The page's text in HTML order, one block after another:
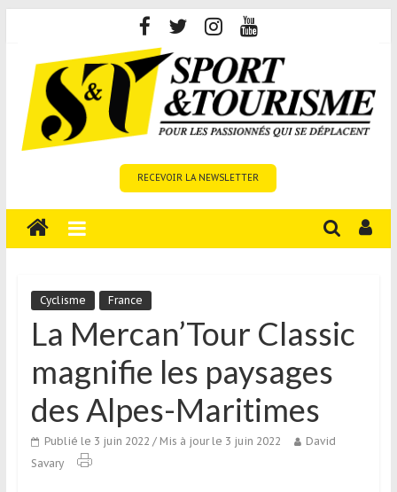
content
Tourisme
est
média
sur
tourisme
sportif
qui
aux
voyageurs
RECEVOIR LA NEWSLETTER
Cyclisme France
La Mercan’Tour Classic
magnifie les paysages
des Alpes-Maritimes
Publié le 3 juin 2022 / Mis à jour le 3 juin 2022
David
Savary